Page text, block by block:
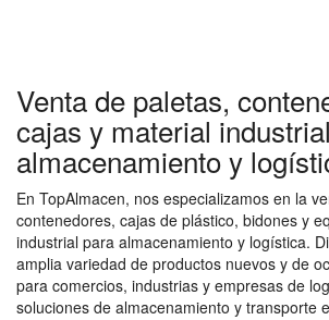
Venta de paletas,
cajas y material
almacenamiento y
En TopAlmacen, nos especializamos en la
contenedores, cajas de plástico, bidones y
industrial para almacenamiento y logística.
amplia variedad de productos nuevos y de
para comercios, industrias y empresas de
soluciones de almacenamiento y transporte